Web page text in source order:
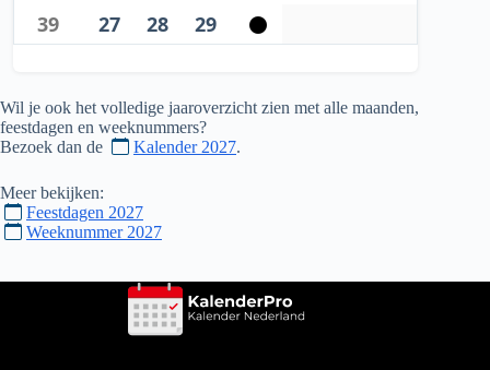
39
27 28 29
Wil je ook het volledige jaaroverzicht zien met alle maanden,
feestdagen en weeknummers?
Bezoek dan de
Kalender 2027.
Meer bekijken:
Feestdagen 2027
Weeknummer 2027